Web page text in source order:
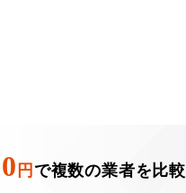
0 円 で複数の業者を比較